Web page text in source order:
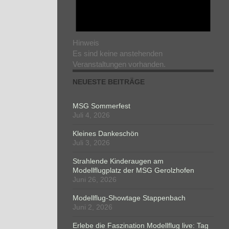
Hinweis
Es sind keine anstehenden
Veranstaltungen vorhanden.
NEUESTE BEITRÄGE
MSG Sommerfest
Juli 4, 2026
Kleines Dankeschön
Juli 3, 2026
Strahlende Kinderaugen am
Modellflugplatz der MSG Gerolzhofen
Juni 26, 2026
Modellflug-Showtage Stappenbach
Juni 2, 2026
Erlebe die Faszination Modellflug live: Tag